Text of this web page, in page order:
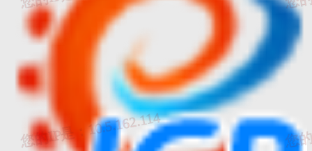
不影响机构提交办件申请。当核验结果出现异
常时，机构应检查存在异常的人员信息填写是
否有误，填写错误的应修正后再次核验；填写
无误但仍显示异常的，应上传相应人员可在线
验证职称证书或职称和社保缴纳凭证作为申报
材料。